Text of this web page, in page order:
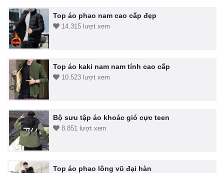
Top áo phao nam cao cấp đẹp
14.315 lượt xem
Top áo kaki nam nam tính cao cấp
10.523 lượt xem
Bộ sưu tập áo khoác gió cực teen
8.851 lượt xem
Top áo phao lông vũ đại hàn